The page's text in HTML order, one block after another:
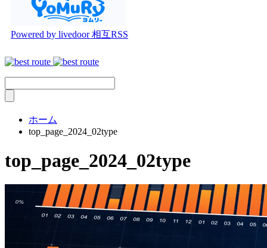
Powered by livedoor 相互RSS
ホーム
top_page_2024_02type
top_page_2024_02type